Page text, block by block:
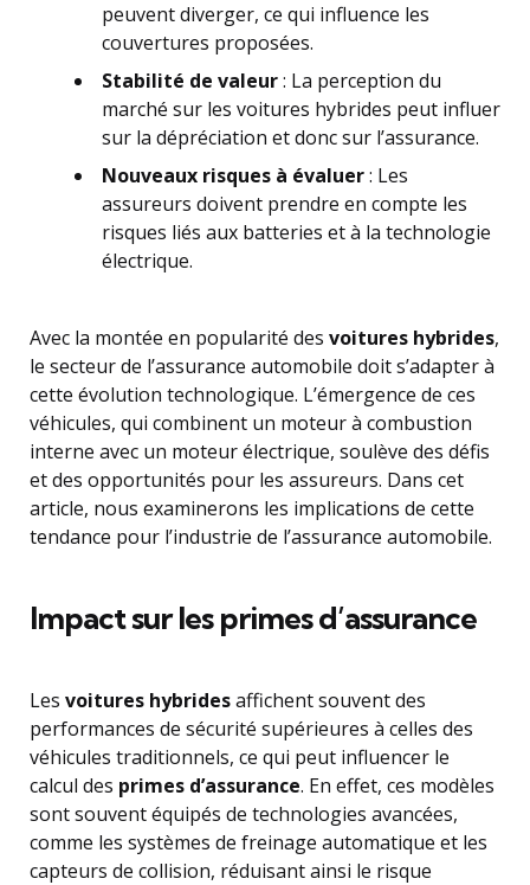
peuvent diverger, ce qui influence les
couvertures proposées.
Stabilité de valeur: La perception du
marché sur les voitures hybrides peut influer
sur la dépréciation et donc sur l’assurance.
Nouveaux risques à évaluer: Les
assureurs doivent prendre en compte les
risques liés aux batteries et à la technologie
électrique.
Avec la montée en popularité des voitures hybrides,
le secteur de l’assurance automobile doit s’adapter à
cette évolution technologique. L’émergence de ces
véhicules, qui combinent un moteur à combustion
interne avec un moteur électrique, soulève des défis
et des opportunités pour les assureurs. Dans cet
article, nous examinerons les implications de cette
tendance pour l’industrie de l’assurance automobile.
Impact sur les primes d’assurance
Les voitures hybridesaffichent souvent des
performances de sécurité supérieures à celles des
véhicules traditionnels, ce qui peut influencer le
calcul des primes d’assurance. En effet, ces modèles
sont souvent équipés de technologies avancées,
comme les systèmes de freinage automatique et les
capteurs de collision, réduisant ainsi le risque